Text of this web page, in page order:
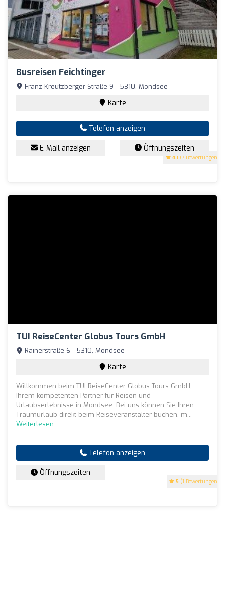
Busreisen Feichtinger
4.1 (7 Bewertungen)
Franz Kreutzberger-Straße 9 - 5310, Mondsee
Karte
Telefon anzeigen
E-Mail anzeigen Öffnungszeiten
TUI ReiseCenter Globus Tours GmbH
5 (1 Bewertungen)
Rainerstraße 6 - 5310, Mondsee
Karte
Willkommen beim TUI ReiseCenter Globus Tours GmbH,
Ihrem kompetenten Partner für Reisen und
Urlaubserlebnisse in Mondsee. Bei uns können Sie Ihren
Traumurlaub direkt beim Reiseveranstalter buchen, m...
Weiterlesen
Telefon anzeigen
Öffnungszeiten